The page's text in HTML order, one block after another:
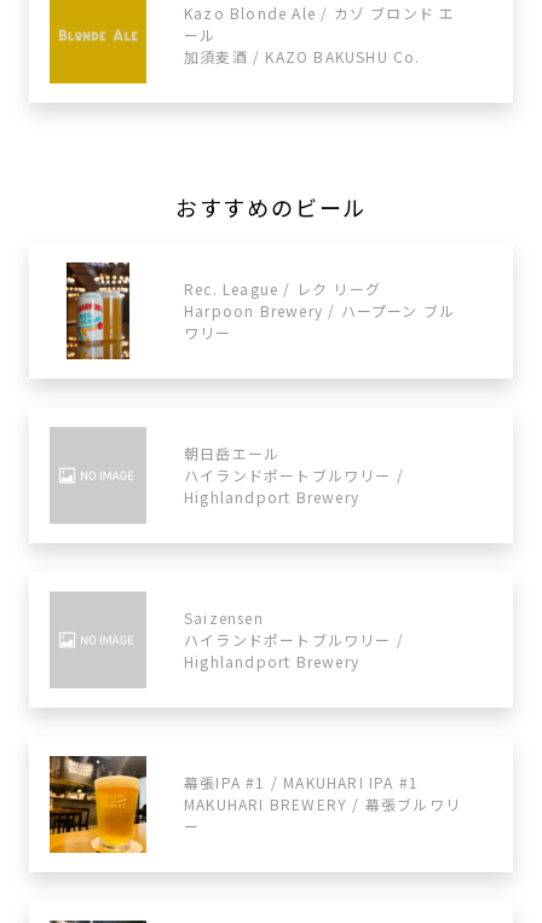
Kazo Blonde Ale / カゾ ブロンド エ
ール
加須麦酒 / KAZO BAKUSHU Co.
おすすめのビール
Rec. League / レク リーグ
Harpoon Brewery / ハープーン ブル
ワリー
朝日岳エール
ハイランドポートブルワリー /
Highlandport Brewery
Saizensen
ハイランドポートブルワリー /
Highlandport Brewery
幕張IPA #1 / MAKUHARI IPA #1
MAKUHARI BREWERY / 幕張ブルワリ
ー